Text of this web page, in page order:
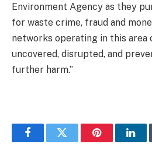
Environment Agency as they
for waste crime, fraud and
networks operating in this area
uncovered, disrupted, and
further harm.”
FacebookTwitter Pinterest